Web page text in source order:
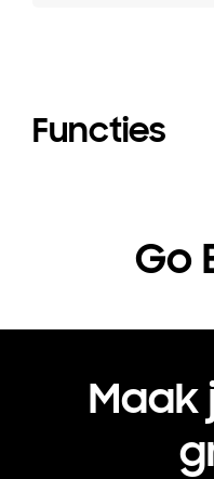
Functies
Go
Maak